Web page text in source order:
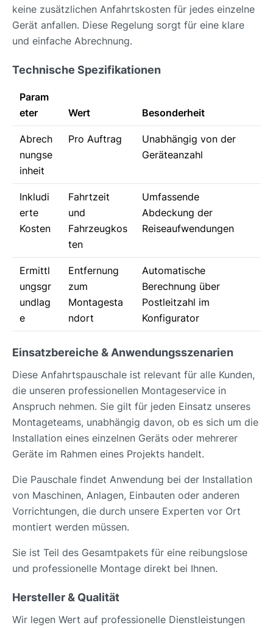
keine zusätzlichen Anfahrtskosten für jedes einzelne
Gerät anfallen. Diese Regelung sorgt für eine klare
und einfache Abrechnung.
Technische Spezifikationen
Param
eter
Wert Besonderheit
Abrech
nungse
inheit
Pro Auftrag
Unabhängig von der
Geräteanzahl
Inkludi
erte
Kosten
Fahrtzeit
und
Fahrzeugkos
ten
Umfassende
Abdeckung der
Reiseaufwendungen
Ermittl
ungsgr
undlag
e
Entfernung
zum
Montagesta
ndort
Automatische
Berechnung über
Postleitzahl im
Konfigurator
Einsatzbereiche & Anwendungsszenarien
Diese Anfahrtspauschale ist relevant für alle Kunden,
die unseren professionellen Montageservice in
Anspruch nehmen. Sie gilt für jeden Einsatz unseres
Montageteams, unabhängig davon, ob es sich um die
Installation eines einzelnen Geräts oder mehrerer
Geräte im Rahmen eines Projekts handelt.
Die Pauschale findet Anwendung bei der Installation
von Maschinen, Anlagen, Einbauten oder anderen
Vorrichtungen, die durch unsere Experten vor Ort
montiert werden müssen.
Sie ist Teil des Gesamtpakets für eine reibungslose
und professionelle Montage direkt bei Ihnen.
Hersteller & Qualität
Wir legen Wert auf professionelle Dienstleistungen